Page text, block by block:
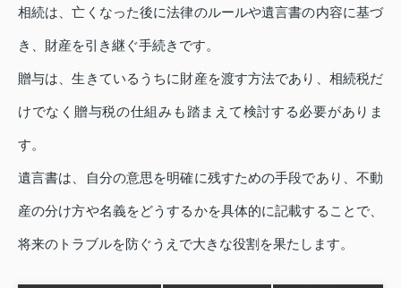
相続は、亡くなった後に法律のルールや遺言書の内容に基づ
き、財産を引き継ぐ手続きです。
贈与は、生きているうちに財産を渡す方法であり、相続税だ
けでなく贈与税の仕組みも踏まえて検討する必要がありま
す。
遺言書は、自分の意思を明確に残すための手段であり、不動
産の分け方や名義をどうするかを具体的に記載することで、
将来のトラブルを防ぐうえで大きな役割を果たします。